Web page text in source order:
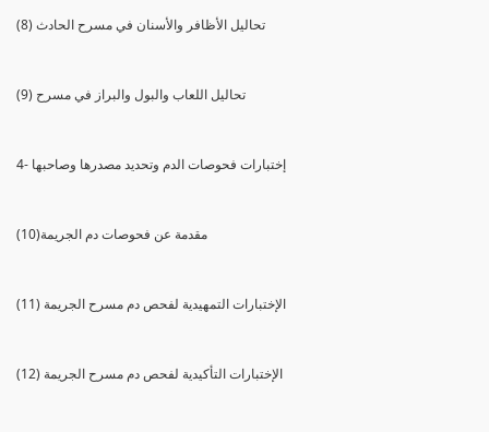
(8) تحاليل الأظافر والأسنان في مسرح الحادث
(9) تحاليل اللعاب والبول والبراز في مسرح
4- إختبارات فحوصات الدم وتحديد مصدرها وصاحبها
(10)مقدمة عن فحوصات دم الجريمة
(11) الإختبارات التمهيدية لفحص دم مسرح الجريمة
(12) الإختبارات التأكيدية لفحص دم مسرح الجريمة